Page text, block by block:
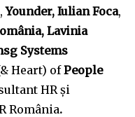
Younder, Iulian Foca,
Lavinia
Systems
Heart) ofPeople
HR și
România.